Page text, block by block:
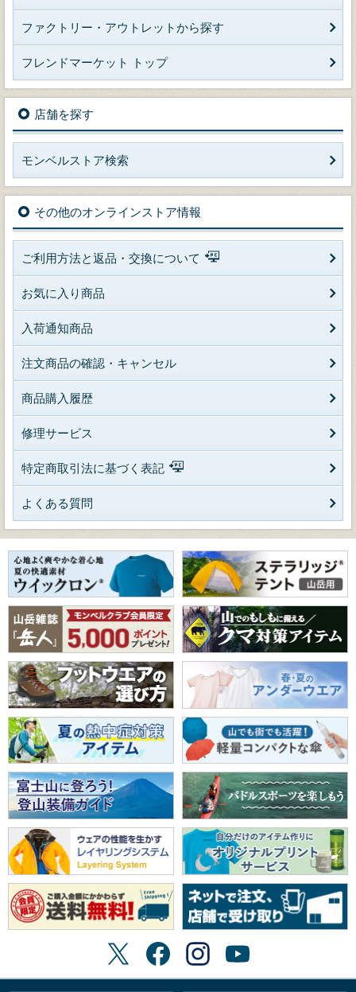
ファクトリー・アウトレットから探す
フレンドマーケット トップ
店舗を探す
モンベルストア検索
その他のオンラインストア情報
ご利用方法と返品・交換について
お気に入り商品
入荷通知商品
注文商品の確認・キャンセル
商品購入履歴
修理サービス
特定商取引法に基づく表記
よくある質問